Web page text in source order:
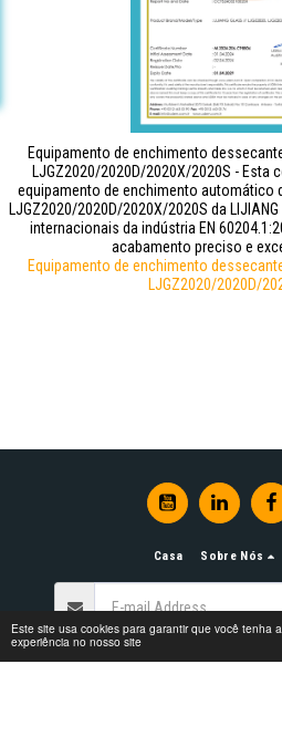
Este site usa cookies para garantir que você tenha
experiência no nosso site
Equipamento de enchimento
LJGZ2020/2020D/2020X/2020S - Esta
equipamento de enchimento automático
LJGZ2020/2020D/2020X/2020S da
internacionais da indústria EN
acabamento preciso e
Equipamento de enchimento
LJGZ2020/2020D/
Casa Sobre Nós